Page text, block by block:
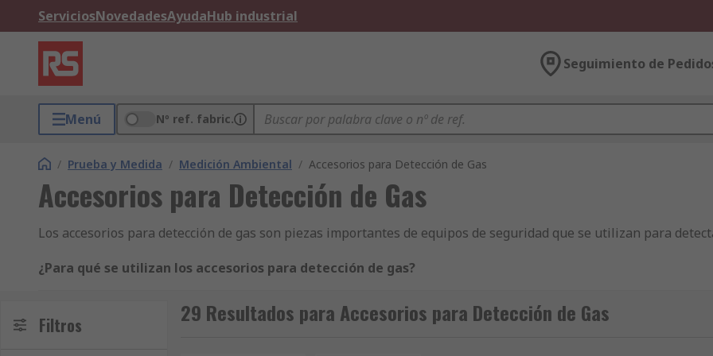
ServiciosNovedadesAyudaHub industrial
Seguimiento de
Menú Nº ref. fabric.
/ Prueba y Medida / Medición Ambiental / Accesorios para Detección de Gas
Accesorios para Detección de Gas
Los accesorios para detección de gas son piezas importantes de equipos de seguridad que se utilizan para
¿Para qué se utilizan los accesorios para detección de gas?
Los accesorios para detección de gas se utilizan para una variedad de
detectores de gas
. Los detectores de
entornos que contengan maquinaria de combustión de combustible, así como en cualquier otro entorno en el
Filtros 29 Resultados para Accesorios para Detección de Gas